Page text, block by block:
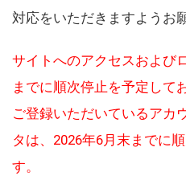
対応をいただきますようお
サイトへのアクセスおよび
までに順次停止を予定して
ご登録いただいているアカ
タは、2026年6月末までに
す。